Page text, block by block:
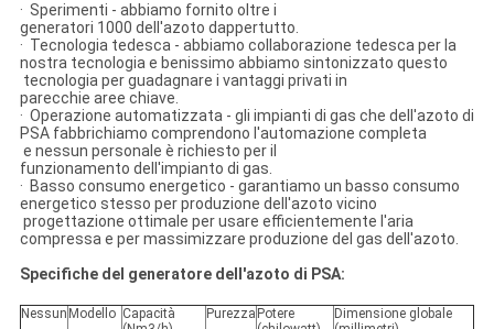
· Sperimenti - abbiamo fornito oltre i
generatori 1000 dell'azoto dappertutto.
· Tecnologia tedesca - abbiamo collaborazione tedesca per la
nostra tecnologia e benissimo abbiamo sintonizzato questo
tecnologia per guadagnare i vantaggi privati in
parecchie aree chiave.
· Operazione automatizzata - gli impianti di gas che dell'azoto di
PSA fabbrichiamo comprendono l'automazione completa
e nessun personale è richiesto per il
funzionamento dell'impianto di gas.
· Basso consumo energetico - garantiamo un basso consumo
energetico stesso per produzione dell'azoto vicino
progettazione ottimale per usare efficientemente l'aria
compressa e per massimizzare produzione del gas dell'azoto.
Specifiche del generatore dell'azoto di PSA:
Nessun Modello Capacità
Purezza Potere
Dimensione globale